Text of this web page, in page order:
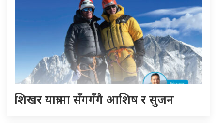
शिखर यात्रामा सँगगँगै आशिष र सुजन